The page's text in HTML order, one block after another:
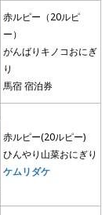
赤ルピー（20ルピ
ー）
がんばりキノコおにぎ
り
馬宿 宿泊券
赤ルピー(20ルピー)
ひんやり山菜おにぎり
ケムリダケ